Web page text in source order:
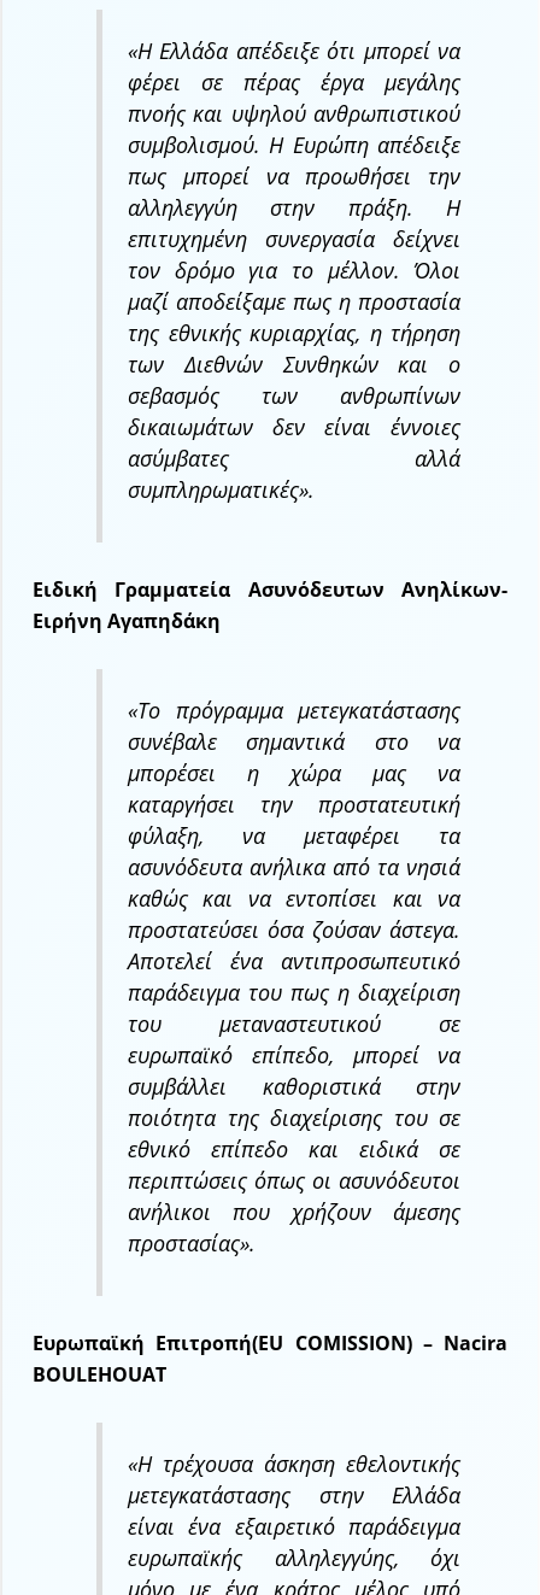
«Η Ελλάδα απέδειξε ότι μπορεί να
φέρει σε πέρας έργα μεγάλης
πνοής και υψηλού ανθρωπιστικού
συμβολισμού. Η Ευρώπη απέδειξε
πως μπορεί να προωθήσει την
αλληλεγγύη στην πράξη. Η
επιτυχημένη συνεργασία δείχνει
τον δρόμο για το μέλλον. Όλοι
μαζί αποδείξαμε πως η προστασία
της εθνικής κυριαρχίας, η τήρηση
των Διεθνών Συνθηκών και ο
σεβασμός των ανθρωπίνων
δικαιωμάτων δεν είναι έννοιες
ασύμβατες αλλά
συμπληρωματικές».
Ειδική Γραμματεία Ασυνόδευτων Ανηλίκων-
Ειρήνη Αγαπηδάκη
«Το πρόγραμμα μετεγκατάστασης
συνέβαλε σημαντικά στο να
μπορέσει η χώρα μας να
καταργήσει την προστατευτική
φύλαξη, να μεταφέρει τα
ασυνόδευτα ανήλικα από τα νησιά
καθώς και να εντοπίσει και να
προστατεύσει όσα ζούσαν άστεγα.
Αποτελεί ένα αντιπροσωπευτικό
παράδειγμα του πως η διαχείριση
του μεταναστευτικού σε
ευρωπαϊκό επίπεδο, μπορεί να
συμβάλλει καθοριστικά στην
ποιότητα της διαχείρισης του σε
εθνικό επίπεδο και ειδικά σε
περιπτώσεις όπως οι ασυνόδευτοι
ανήλικοι που χρήζουν άμεσης
προστασίας».
Ευρωπαϊκή Επιτροπή(EU COMISSION) – Nacira
BOULEHOUAT
«Η τρέχουσα άσκηση εθελοντικής
μετεγκατάστασης στην Ελλάδα
είναι ένα εξαιρετικό παράδειγμα
ευρωπαϊκής αλληλεγγύης, όχι
μόνο με ένα κράτος μέλος υπό